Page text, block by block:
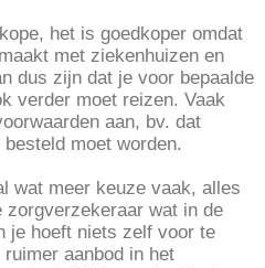
het is goedkoper omdat
met ziekenhuizen en
dus zijn dat je voor bepaalde
verder moet reizen. Vaak
aan, bv. dat
moet worden.
wat meer keuze vaak, alles
zorgverzekeraar wat in de
je hoeft niets zelf voor te
aanbod in het